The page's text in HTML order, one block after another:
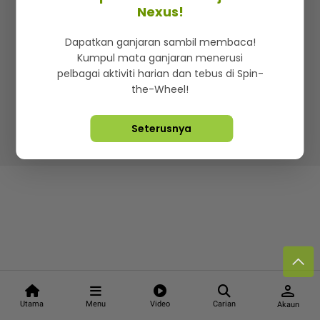
Utama Menu Video Carian
person
Akaun
Iklan di SMG360
Terma & Syarat Dasar Privasi
Lebih hot, viral dan sensasi
Hakcipta Terpelihara ©2026. Star Media Group Berhad
Nexus!
Dapatkan ganjaran sambil membaca!
Kumpul mata ganjaran menerusi
pelbagai aktiviti harian dan tebus di Spin-
the-Wheel!
Seterusnya